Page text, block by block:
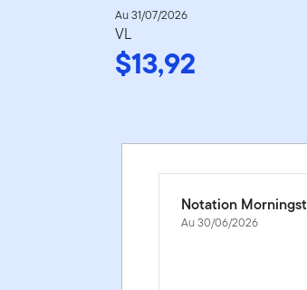
Au 31/07/2026
VL
$13,92
Notation
Au 30/06/2026